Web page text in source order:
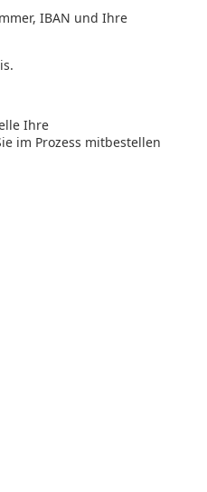
IBAN und Ihre
Ihre
im Prozess mitbestellen